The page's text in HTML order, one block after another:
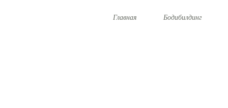
Главная Бодибилдинг